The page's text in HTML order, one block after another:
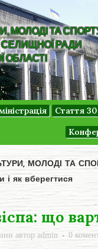
МОЛОДІ ТА
РАДИ
ОБЛАСТІ
Стаття
МОЛОДІ ТА
і як вберегтися
що
автор admin 0